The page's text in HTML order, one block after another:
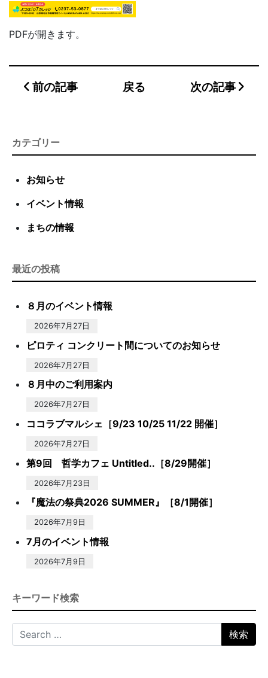
PDFが開きます。
前の記事 戻る 次の記事
カテゴリー
お知らせ
イベント情報
まちの情報
最近の投稿
８月のイベント情報
2026年7月27日
ピロティ コンクリート間についてのお知らせ
2026年7月27日
８月中のご利用案内
2026年7月27日
ココラブマルシェ［9/23 10/25 11/22 開催］
2026年7月27日
第9回 哲学カフェ Untitled..［8/29開催］
2026年7月23日
『魔法の祭典2026 SUMMER』［8/1開催］
2026年7月9日
7月のイベント情報
2026年7月9日
キーワード検索
Search for: